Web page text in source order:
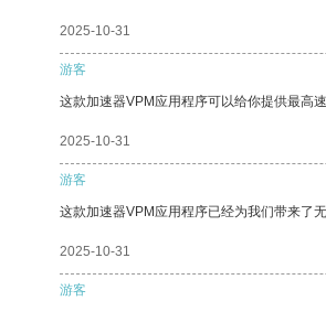
2025-10-31
游客
这款加速器VPM应用程序可以给你提供最高
2025-10-31
游客
这款加速器VPM应用程序已经为我们带来了
2025-10-31
游客